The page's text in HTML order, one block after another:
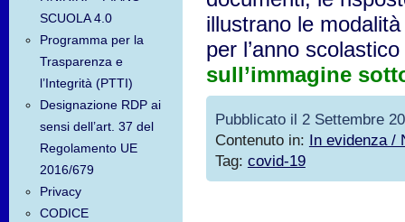
SCUOLA 4.0
Programma per la
Trasparenza e
l’Integrità (PTTI)
Designazione RDP ai
sensi dell’art. 37 del
Regolamento UE
2016/679
Privacy
CODICE
illustrano le
per l’anno
sull’immagine
Pubblicato il 2 Settembre
Contenuto in:
In evidenza /
Tag: covid-19